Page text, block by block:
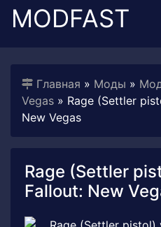
MODFAST
Главная » Моды »
Vegas » Rage (Settler
New Vegas
Rage (Settler
Fallout: New